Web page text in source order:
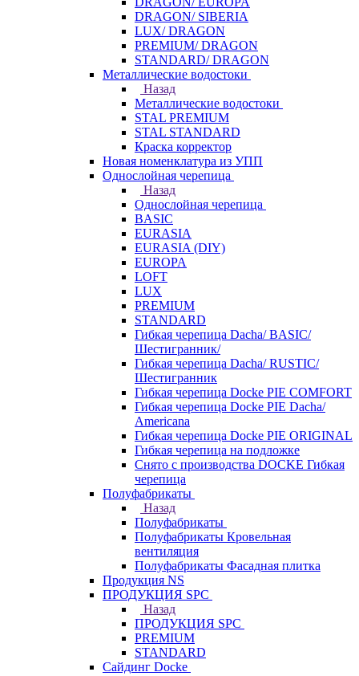
DRAGON/ SIBERIA
LUX/ DRAGON
PREMIUM/ DRAGON
STANDARD/ DRAGON
Металлические водостоки
Назад
Металлические водостоки
STAL PREMIUM
STAL STANDARD
Краска корректор
Новая номенклатура из УПП
Однослойная черепица
Назад
Однослойная черепица
BASIC
EURASIA
EURASIA (DIY)
EUROPA
LOFT
LUX
PREMIUM
STANDARD
Гибкая черепица Dacha/ BASIC/
Шестигранник/
Гибкая черепица Dacha/ RUSTIC/
Шестигранник
Гибкая черепица Docke PIE COMFORT
Гибкая черепица Docke PIE Dacha/
Americana
Гибкая черепица Docke PIE ОRIGINАL
Гибкая черепица на подложке
Снято с производства DOCKE Гибкая
черепица
Полуфабрикаты
Назад
Полуфабрикаты
Полуфабрикаты Кровельная
вентиляция
Полуфабрикаты Фасадная плитка
Продукция NS
ПРОДУКЦИЯ SPC
Назад
ПРОДУКЦИЯ SPC
PREMIUM
STANDARD
Сайдинг Docke